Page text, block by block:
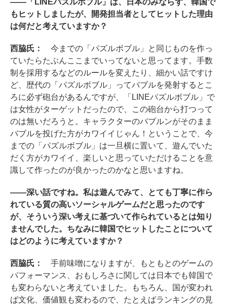
――「LINEパズルボブル」は、日本のみならず、韓国で
もヒットしましたが、開発担当者としてヒットした理由
は何だと考えていますか？
西脇氏：
今までの「パズルボブル」と同じものを作っ
ていたらたぶんここまでいってないと思ってます。手数
制を採用するなどのルールを変えたり、細かい話ですけ
ど、歴代の「パズルボブル」ってバブルを発射するとこ
ろに必ず砲台があるんですが、「LINEパズルボブル」で
は女性がターゲットだったので、この砲台から打つって
のは無いだろうと。キャラクターのバブルンがそのまま
バブルを投げた方がカワイイじゃん！ということで、今
までの「パズルボブル」は一旦横に置いて、遊んでいた
だく方がカワイイ、楽しいと思っていただけることを意
識して作ったのが良かったのかなと思いますね。
――深い話ですね。私は遊んでみて、とても丁寧に作ら
れている質の高いソーシャルゲームだと思ったのです
が、そういう深い考えに基づいて作られているとは知り
ませんでした。ちなみに韓国でヒットしたことについて
はどのように考えていますか？
西脇氏：
手前味噌になりますが、もともとのゲームの
パフォーマンス、おもしろさに関しては日本でも韓国で
も変わらないと考えていました。もちろん、国が変われ
ば文化、価値観も変わるので、たとえばランキングの見